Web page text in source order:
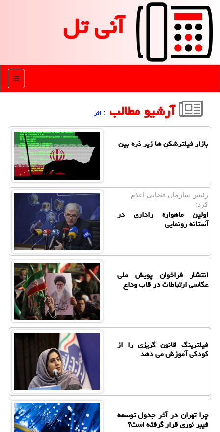
آنی تل
منو
آرشیو مطالب : اثر
بازار فیلترشکن ها زیر ذره بین
رئیس سازمان فضایی اعلام
كرد:
اولین ماهواره راداری در
آستانه رونمایی
انتشار فراخوان پویش ملی
عکاسی ارتباطات در قاب وداع
فیلترینگ قانون گریزی را از
کودکی آموزش می دهد
چرا تهران در آخر جدول توسعه
فیبر نوری قرار گرفته است؟